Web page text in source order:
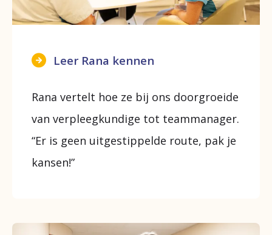
Leer Rana kennen
Rana vertelt hoe ze bij ons doorgroeide
van verpleegkundige tot teammanager.
“Er is geen uitgestippelde route, pak je
kansen!”